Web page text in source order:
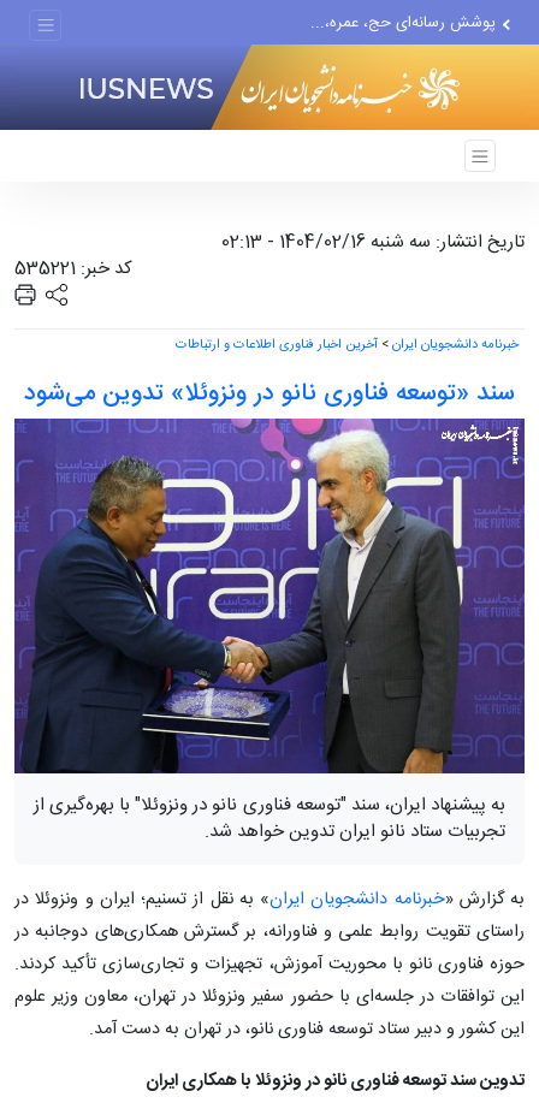
پوشش رسانه‌ای حج، عمره،...
گزارش رسانه آمریکایی از...
تاریخ انتشار: سه شنبه 1404/02/16 - 02:13
کد خبر: 535221
خبرنامه دانشجویان ایران> آخرین اخبار فناوری اطلاعات و ارتباطات
سند «توسعه فناوری نانو در ونزوئلا» تدوین می‌شود
به پیشنهاد ایران، سند "توسعه فناوری نانو در ونزوئلا" با بهره‌گیری از
تجربیات ستاد نانو ایران تدوین خواهد شد.
به گزارش «خبرنامه دانشجویان ایران» به نقل از تسنیم؛ ایران و ونزوئلا در
راستای تقویت روابط علمی و فناورانه، بر گسترش همکاری‌های دوجانبه در
حوزه فناوری نانو با محوریت آموزش، تجهیزات و تجاری‌سازی تأکید کردند.
این توافقات در جلسه‌ای با حضور سفیر ونزوئلا در تهران، معاون وزیر علوم
این کشور و دبیر ستاد توسعه فناوری نانو، در تهران به دست آمد.
تدوین سند توسعه فناوری نانو در ونزوئلا با همکاری ایران